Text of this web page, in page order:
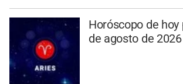
Horóscopo de
de agosto de 2026